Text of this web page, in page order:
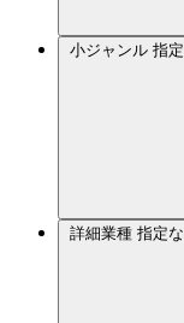
小ジャンル 指
詳細業種 指定